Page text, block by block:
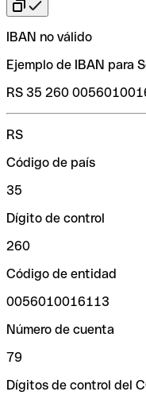
IBAN no válido
Ejemplo de IBAN para
RS 35 260
RS
Código de país
35
Dígito de control
260
Código de entidad
0056010016113
Número de cuenta
79
Dígitos de control del